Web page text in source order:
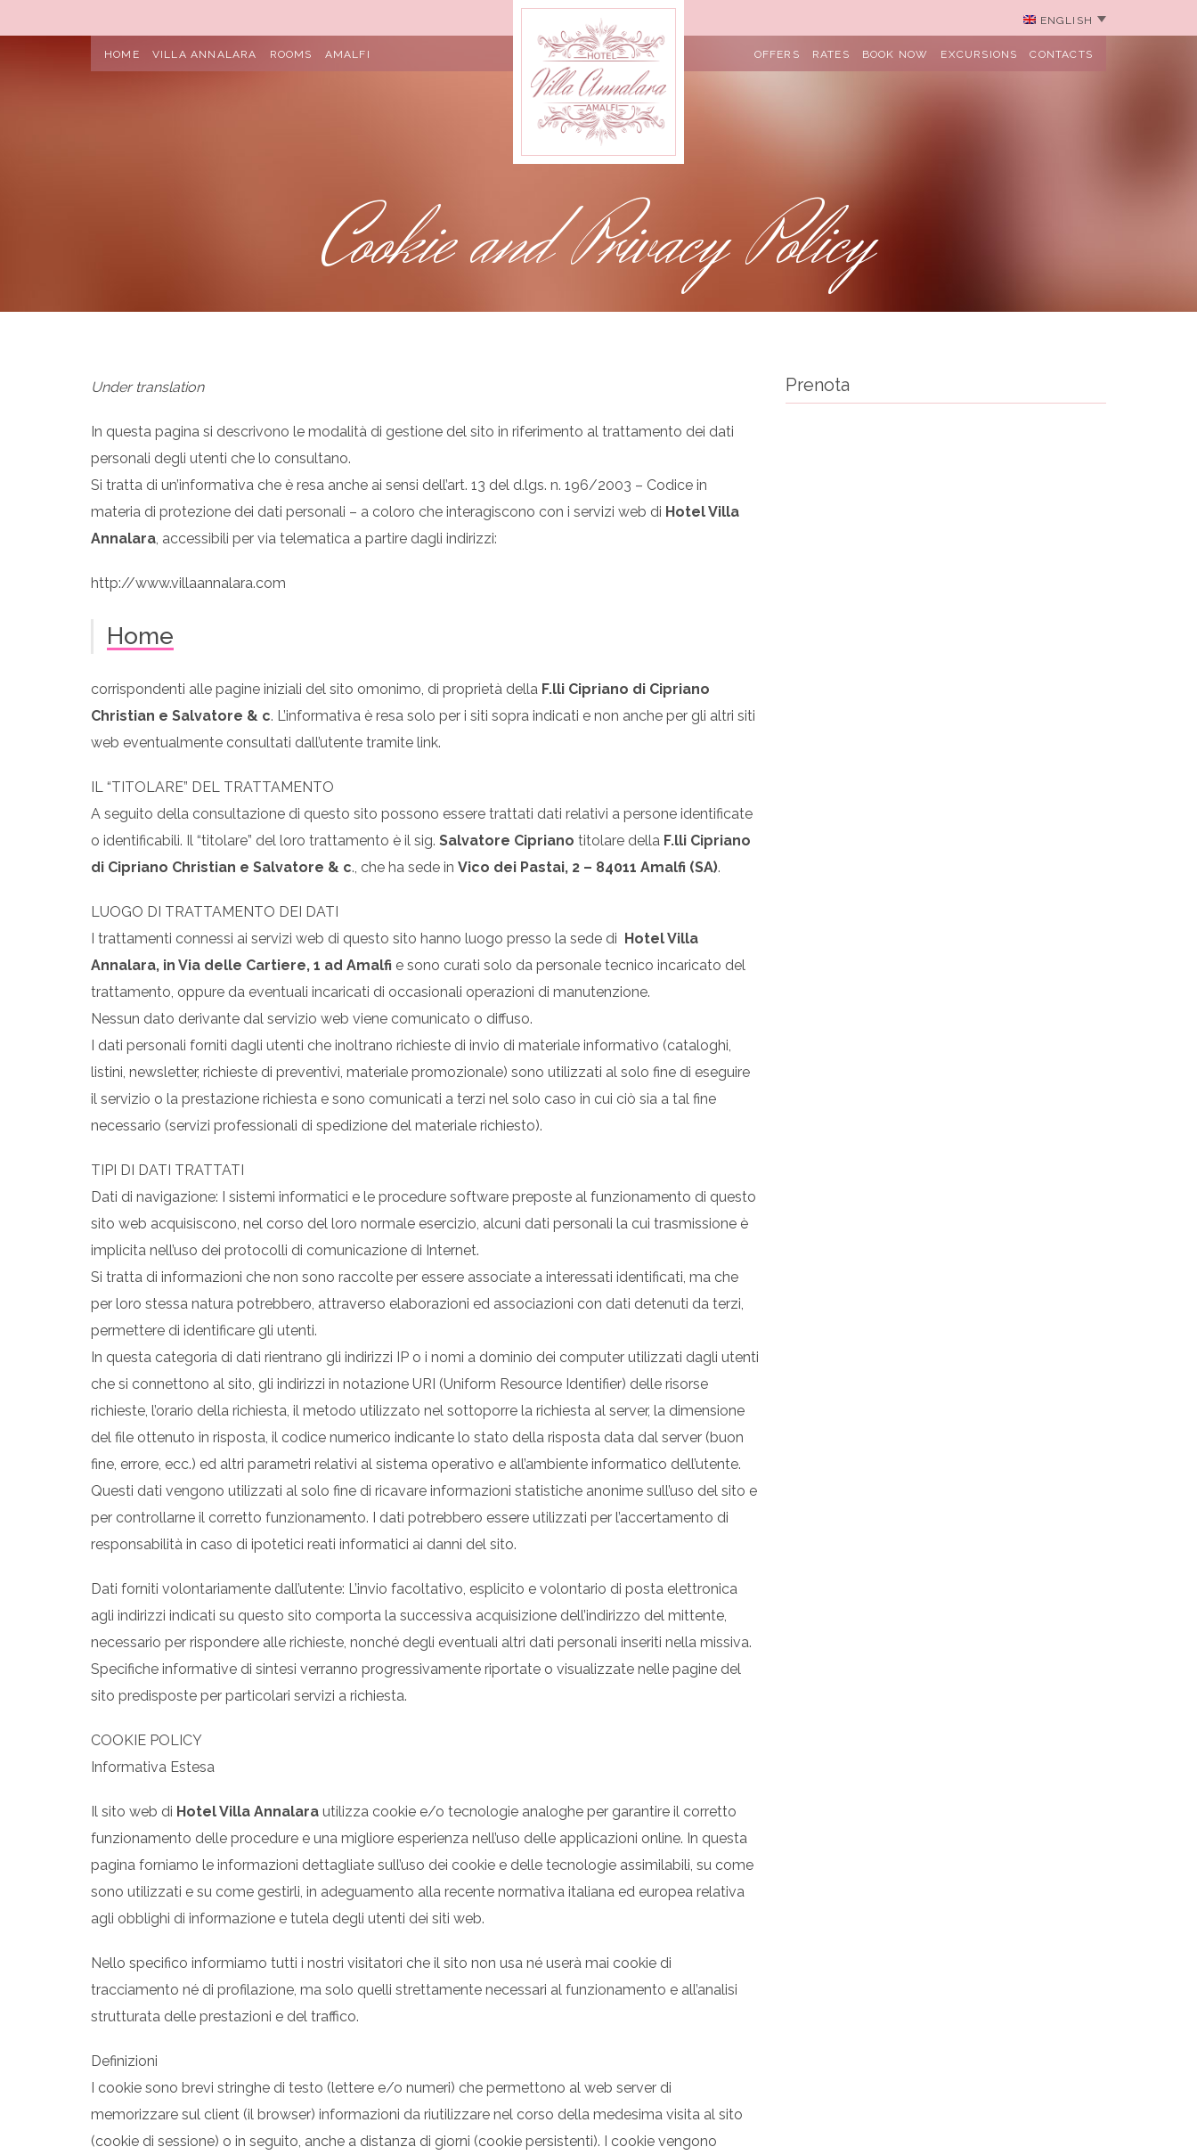
ENGLISH
HOME VILLA ANNALARA ROOMS AMALFI OFFERS RATES BOOK NOW EXCURSIONS CONTACTS
Cookie and Privacy Policy
Under translation
In questa pagina si descrivono le modalità di gestione del sito in riferimento al trattamento dei dati
personali degli utenti che lo consultano.
Si tratta di un’informativa che è resa anche ai sensi dell’art. 13 del d.lgs. n. 196/2003 – Codice in
materia di protezione dei dati personali – a coloro che interagiscono con i servizi web di Hotel Villa
Annalara, accessibili per via telematica a partire dagli indirizzi:
http://www.villaannalara.com
Home
corrispondenti alle pagine iniziali del sito omonimo, di proprietà della F.lli Cipriano di Cipriano
Christian e Salvatore & c. L’informativa è resa solo per i siti sopra indicati e non anche per gli altri siti
web eventualmente consultati dall’utente tramite link.
IL “TITOLARE” DEL TRATTAMENTO
A seguito della consultazione di questo sito possono essere trattati dati relativi a persone identificate
o identificabili. Il “titolare” del loro trattamento è il sig. Salvatore Cipriano titolare della F.lli Cipriano
di Cipriano Christian e Salvatore & c., che ha sede in Vico dei Pastai, 2 – 84011 Amalfi (SA).
LUOGO DI TRATTAMENTO DEI DATI
I trattamenti connessi ai servizi web di questo sito hanno luogo presso la sede di Hotel Villa
Annalara, in Via delle Cartiere, 1 ad Amalfi e sono curati solo da personale tecnico incaricato del
trattamento, oppure da eventuali incaricati di occasionali operazioni di manutenzione.
Nessun dato derivante dal servizio web viene comunicato o diffuso.
I dati personali forniti dagli utenti che inoltrano richieste di invio di materiale informativo (cataloghi,
listini, newsletter, richieste di preventivi, materiale promozionale) sono utilizzati al solo fine di eseguire
il servizio o la prestazione richiesta e sono comunicati a terzi nel solo caso in cui ciò sia a tal fine
necessario (servizi professionali di spedizione del materiale richiesto).
TIPI DI DATI TRATTATI
Dati di navigazione: I sistemi informatici e le procedure software preposte al funzionamento di questo
sito web acquisiscono, nel corso del loro normale esercizio, alcuni dati personali la cui trasmissione è
implicita nell’uso dei protocolli di comunicazione di Internet.
Si tratta di informazioni che non sono raccolte per essere associate a interessati identificati, ma che
per loro stessa natura potrebbero, attraverso elaborazioni ed associazioni con dati detenuti da terzi,
permettere di identificare gli utenti.
In questa categoria di dati rientrano gli indirizzi IP o i nomi a dominio dei computer utilizzati dagli utenti
che si connettono al sito, gli indirizzi in notazione URI (Uniform Resource Identifier) delle risorse
richieste, l’orario della richiesta, il metodo utilizzato nel sottoporre la richiesta al server, la dimensione
del file ottenuto in risposta, il codice numerico indicante lo stato della risposta data dal server (buon
fine, errore, ecc.) ed altri parametri relativi al sistema operativo e all’ambiente informatico dell’utente.
Questi dati vengono utilizzati al solo fine di ricavare informazioni statistiche anonime sull’uso del sito e
per controllarne il corretto funzionamento. I dati potrebbero essere utilizzati per l’accertamento di
responsabilità in caso di ipotetici reati informatici ai danni del sito.
Dati forniti volontariamente dall’utente: L’invio facoltativo, esplicito e volontario di posta elettronica
agli indirizzi indicati su questo sito comporta la successiva acquisizione dell’indirizzo del mittente,
necessario per rispondere alle richieste, nonché degli eventuali altri dati personali inseriti nella missiva.
Specifiche informative di sintesi verranno progressivamente riportate o visualizzate nelle pagine del
sito predisposte per particolari servizi a richiesta.
COOKIE POLICY
Informativa Estesa
Il sito web di Hotel Villa Annalara utilizza cookie e/o tecnologie analoghe per garantire il corretto
funzionamento delle procedure e una migliore esperienza nell’uso delle applicazioni online. In questa
pagina forniamo le informazioni dettagliate sull’uso dei cookie e delle tecnologie assimilabili, su come
sono utilizzati e su come gestirli, in adeguamento alla recente normativa italiana ed europea relativa
agli obblighi di informazione e tutela degli utenti dei siti web.
Nello specifico informiamo tutti i nostri visitatori che il sito non usa né userà mai cookie di
tracciamento né di profilazione, ma solo quelli strettamente necessari al funzionamento e all’analisi
strutturata delle prestazioni e del traffico.
Definizioni
I cookie sono brevi stringhe di testo (lettere e/o numeri) che permettono al web server di
memorizzare sul client (il browser) informazioni da riutilizzare nel corso della medesima visita al sito
(cookie di sessione) o in seguito, anche a distanza di giorni (cookie persistenti). I cookie vengono
Prenota